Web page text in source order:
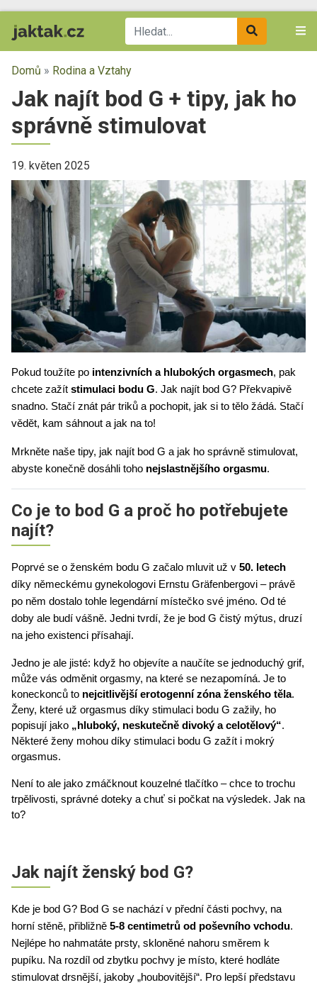
Domů » Rodina a Vztahy
Jak najít bod G + tipy, jak ho
správně stimulovat
19. květen 2025
Pokud toužíte po intenzivních a hlubokých orgasmech, pak
chcete zažít stimulaci bodu G. Jak najít bod G? Překvapivě
snadno. Stačí znát pár triků a pochopit, jak si to tělo žádá. Stačí
vědět, kam sáhnout a jak na to!
Mrkněte naše tipy, jak najít bod G a jak ho správně stimulovat,
abyste konečně dosáhli toho nejslastnějšího orgasmu.
Co je to bod G a proč ho potřebujete
najít?
Poprvé se o ženském bodu G začalo mluvit už v 50. letech
díky německému gynekologovi Ernstu Gräfenbergovi – právě
po něm dostalo tohle legendární místečko své jméno. Od té
doby ale budí vášně. Jedni tvrdí, že je bod G čistý mýtus, druzí
na jeho existenci přísahají.
Jedno je ale jisté: když ho objevíte a naučíte se jednoduchý grif,
může vás odměnit orgasmy, na které se nezapomíná. Je to
koneckonců to nejcitlivější erotogenní zóna ženského těla.
Ženy, které už orgasmus díky stimulaci bodu G zažily, ho
popisují jako „hluboký, neskutečně divoký a celotělový“.
Některé ženy mohou díky stimulaci bodu G zažít i mokrý
orgasmus.
Není to ale jako zmáčknout kouzelné tlačítko – chce to trochu
trpělivosti, správné doteky a chuť si počkat na výsledek. Jak na
to?
Jak najít ženský bod G?
Kde je bod G? Bod G se nachází v přední části pochvy, na
horní stěně, přibližně 5-8 centimetrů od poševního vchodu.
Nejlépe ho nahmatáte prsty, skloněné nahoru směrem k
pupíku. Na rozdíl od zbytku pochvy je místo, které hodláte
stimulovat drsnější, jakoby „houbovitější“. Pro lepší představu